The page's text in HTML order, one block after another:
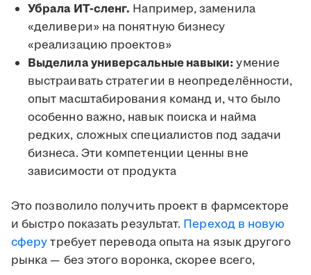
Убрала ИТ-сленг. Например, заменила
«деливери» на понятную бизнесу
«реализацию проектов»
Выделила универсальные навыки:умение
выстраивать стратегии в неопределённости,
опыт масштабирования команд и, что было
особенно важно, навык поиска и найма
редких, сложных специалистов под задачи
бизнеса. Эти компетенции ценны вне
зависимости от продукта
Это позволило получить проект в фармсекторе
и быстро показать результат. Переход в новую
сферутребует перевода опыта на язык другого
рынка — без этого воронка, скорее всего,